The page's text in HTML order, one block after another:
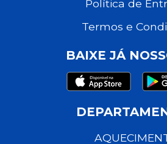
Política de
Termos e
BAIXE JÁ